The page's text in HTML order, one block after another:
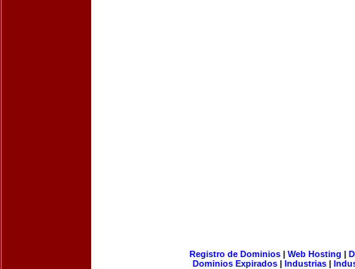
Registro de Dominios| Web Hosting |
Dominios Expirados | Industrias |